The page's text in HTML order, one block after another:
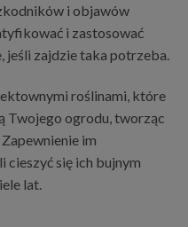
i objawów
i zastosować
jeśli zajdzie taka potrzeba.
roślinami, które
Twojego ogrodu, tworząc
im
się ich bujnym
lat.